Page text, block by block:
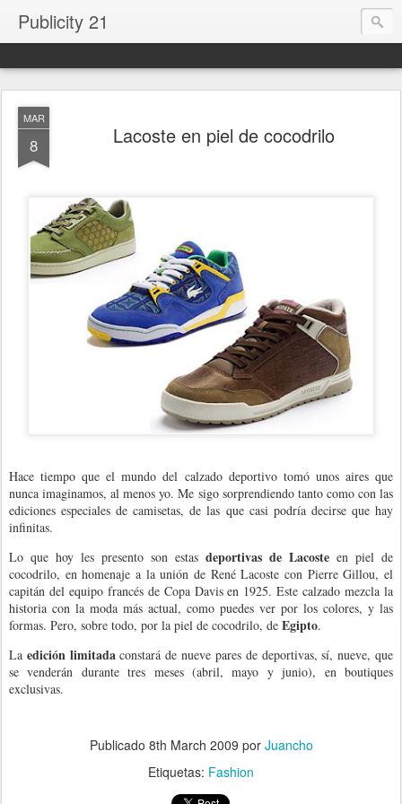
Publicity 21
MAR
8 Lacoste en piel de cocodrilo
Hace tiempo que el mundo del calzado deportivo tomó unos aires que
nunca imaginamos, al menos yo. Me sigo sorprendiendo tanto como con las
ediciones especiales de camisetas, de las que casi podría decirse que hay
infinitas.
Lo que hoy les presento son estas deportivas de Lacoste en piel de
cocodrilo, en homenaje a la unión de René Lacoste con Pierre Gillou, el
capitán del equipo francés de Copa Davis en 1925. Este calzado mezcla la
historia con la moda más actual, como puedes ver por los colores, y las
formas. Pero, sobre todo, por la piel de cocodrilo, de Egipto.
La edición limitadaconstará de nueve pares de deportivas, sí, nueve, que
se venderán durante tres meses (abril, mayo y junio), en boutiques
exclusivas.
Publicado 8th March 2009 por Juancho
Etiquetas: Fashion